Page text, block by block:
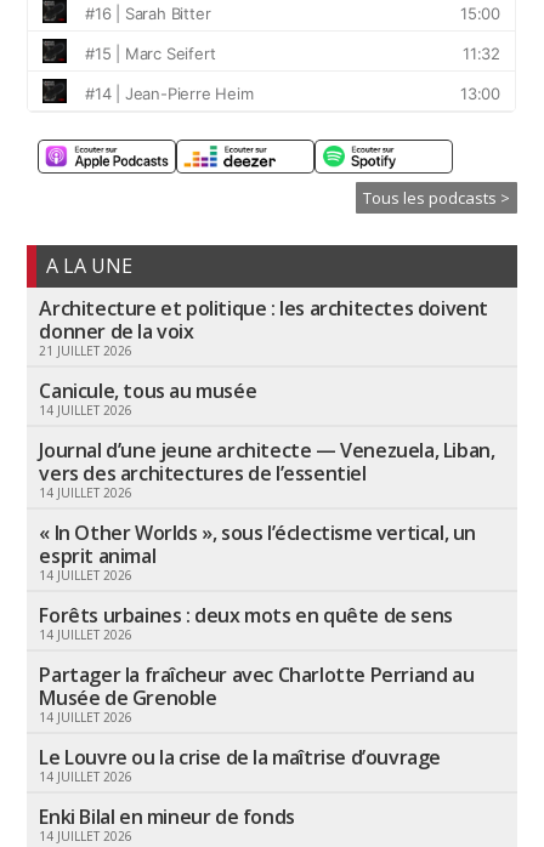
Tous les podcasts >
A LA UNE
Architecture et politique : les architectes doivent
donner de la voix
21 JUILLET 2026
Canicule, tous au musée
14 JUILLET 2026
Journal d’une jeune architecte — Venezuela, Liban,
vers des architectures de l’essentiel
14 JUILLET 2026
« In Other Worlds », sous l’éclectisme vertical, un
esprit animal
14 JUILLET 2026
Forêts urbaines : deux mots en quête de sens
14 JUILLET 2026
Partager la fraîcheur avec Charlotte Perriand au
Musée de Grenoble
14 JUILLET 2026
Le Louvre ou la crise de la maîtrise d’ouvrage
14 JUILLET 2026
Enki Bilal en mineur de fonds
14 JUILLET 2026